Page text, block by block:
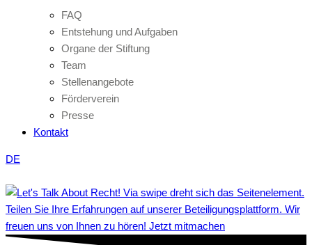
FAQ
Entstehung und Aufgaben
Organe der Stiftung
Team
Stellenangebote
Förderverein
Presse
Kontakt
DE
Teilen Sie Ihre Erfahrungen auf unserer Beteiligungsplattform. Wir
freuen uns von Ihnen zu hören! Jetzt mitmachen